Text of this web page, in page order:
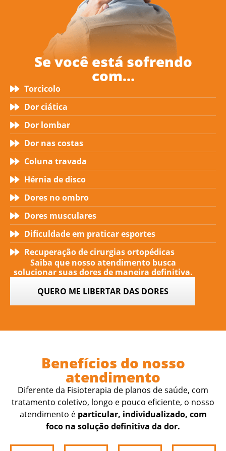
Se você está sofrendo
com…
Torcicolo
Dor ciática
Dor lombar
Dor nas costas
Coluna travada
Hérnia de disco
Dores no ombro
Dores musculares
Dificuldade em praticar esportes
Recuperação de cirurgias ortopédicas
Saiba que nosso atendimento busca
solucionar suas dores de maneira definitiva.
QUERO ME LIBERTAR DAS DORES
Benefícios do nosso
atendimento
Diferente da Fisioterapia de planos de saúde, com
tratamento coletivo, longo e pouco eficiente, o nosso
atendimento é particular, individualizado, com
foco na solução definitiva da dor.